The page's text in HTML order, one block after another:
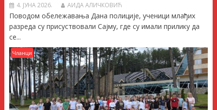
4. ЈУНА 2026. АИДА АЛИЧКОВИЋ
Поводом обележавања Дана полиције, ученици млађих
разреда су присуствовали Сајму, где су имали прилику да
се...
Чланци